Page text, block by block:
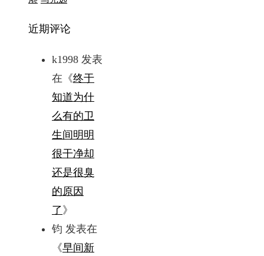
近期评论
k1998 发表
在《终于
知道为什
么有的卫
生间明明
很干净却
还是很臭
的原因
了 》
钧 发表在
《早间新